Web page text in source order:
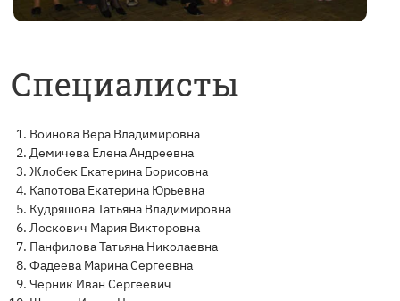
Специалисты
Воинова Вера Владимировна
Демичева Елена Андреевна
Жлобек Екатерина Борисовна
Капотова Екатерина Юрьевна
Кудряшова Татьяна Владимировна
Лоскович Мария Викторовна
Панфилова Татьяна Николаевна
Фадеева Марина Сергеевна
Черник Иван Сергеевич